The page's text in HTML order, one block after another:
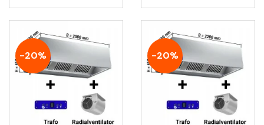
-20% -20%